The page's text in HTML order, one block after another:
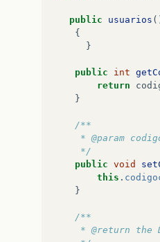
public usuarios
{
}
public int
return
}
/**
* @param
     */
public void
this .
}
/**
* @return the